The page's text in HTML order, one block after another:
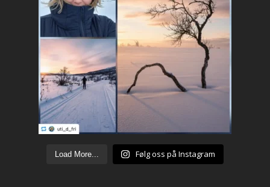
Load More... Følg oss på Instagram